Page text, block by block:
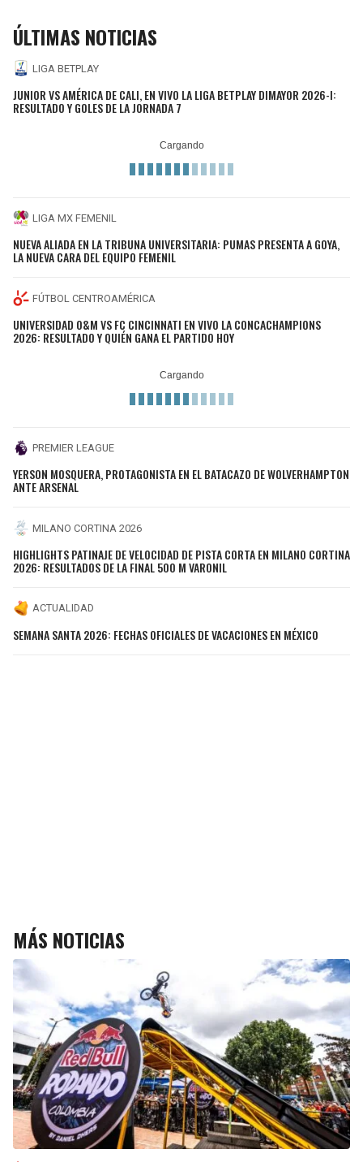
ÚLTIMAS NOTICIAS
LIGA BETPLAY
JUNIOR VS AMÉRICA DE CALI, EN VIVO LA LIGA BETPLAY DIMAYOR 2026-I:
RESULTADO Y GOLES DE LA JORNADA 7
LIGA MX FEMENIL
NUEVA ALIADA EN LA TRIBUNA UNIVERSITARIA: PUMAS PRESENTA A GOYA,
LA NUEVA CARA DEL EQUIPO FEMENIL
FÚTBOL CENTROAMÉRICA
UNIVERSIDAD O&M VS FC CINCINNATI EN VIVO LA CONCACHAMPIONS
2026: RESULTADO Y QUIÉN GANA EL PARTIDO HOY
PREMIER LEAGUE
YERSON MOSQUERA, PROTAGONISTA EN EL BATACAZO DE WOLVERHAMPTON
ANTE ARSENAL
MILANO CORTINA 2026
HIGHLIGHTS PATINAJE DE VELOCIDAD DE PISTA CORTA EN MILANO CORTINA
2026: RESULTADOS DE LA FINAL 500 M VARONIL
ACTUALIDAD
SEMANA SANTA 2026: FECHAS OFICIALES DE VACACIONES EN MÉXICO
MÁS NOTICIAS